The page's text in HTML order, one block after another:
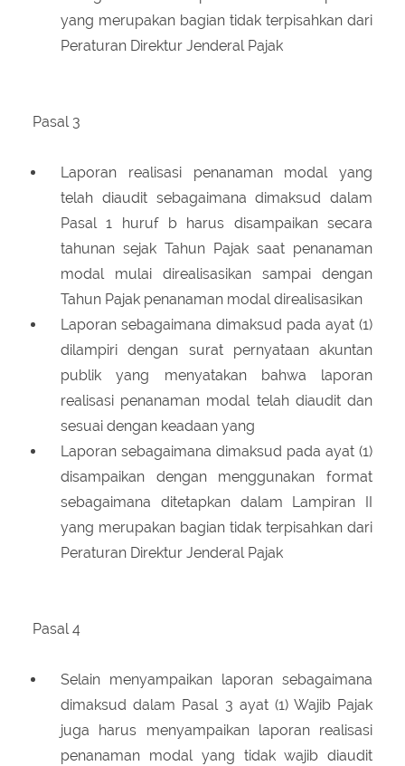
yang merupakan bagian tidak terpisahkan dari
Peraturan Direktur Jenderal Pajak
Pasal 3
Laporan realisasi penanaman modal yang
telah diaudit sebagaimana dimaksud dalam
Pasal 1 huruf b harus disampaikan secara
tahunan sejak Tahun Pajak saat penanaman
modal mulai direalisasikan sampai dengan
Tahun Pajak penanaman modal direalisasikan
Laporan sebagaimana dimaksud pada ayat (1)
dilampiri dengan surat pernyataan akuntan
publik yang menyatakan bahwa laporan
realisasi penanaman modal telah diaudit dan
sesuai dengan keadaan yang
Laporan sebagaimana dimaksud pada ayat (1)
disampaikan dengan menggunakan format
sebagaimana ditetapkan dalam Lampiran II
yang merupakan bagian tidak terpisahkan dari
Peraturan Direktur Jenderal Pajak
Pasal 4
Selain menyampaikan laporan sebagaimana
dimaksud dalam Pasal 3 ayat (1) Wajib Pajak
juga harus menyampaikan laporan realisasi
penanaman modal yang tidak wajib diaudit